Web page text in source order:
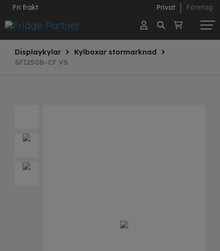
Fri frakt Privat Företag
Displaykylar
Kylboxar stormarknad
SFI250B-CF VS